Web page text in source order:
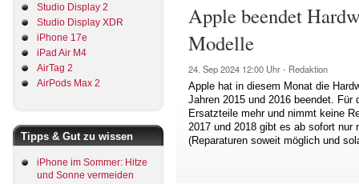
Studio Display 2
Studio Display XDR
iPhone 17e
iPad Air M4
AirTag 2
AirPods Max 2
Tipps & Gut zu wissen
iPhone im Sommer: Hitze
und Sonne vermeiden
Apple beendet
Modelle
24. Sep 2024 12:00 Uhr - Redaktion
Apple hat in diesem Monat die
Jahren 2015 und 2016 beendet.
Ersatzteile mehr und nimmt keine
2017 und 2018 gibt es ab sofort nur
(Reparaturen soweit möglich und